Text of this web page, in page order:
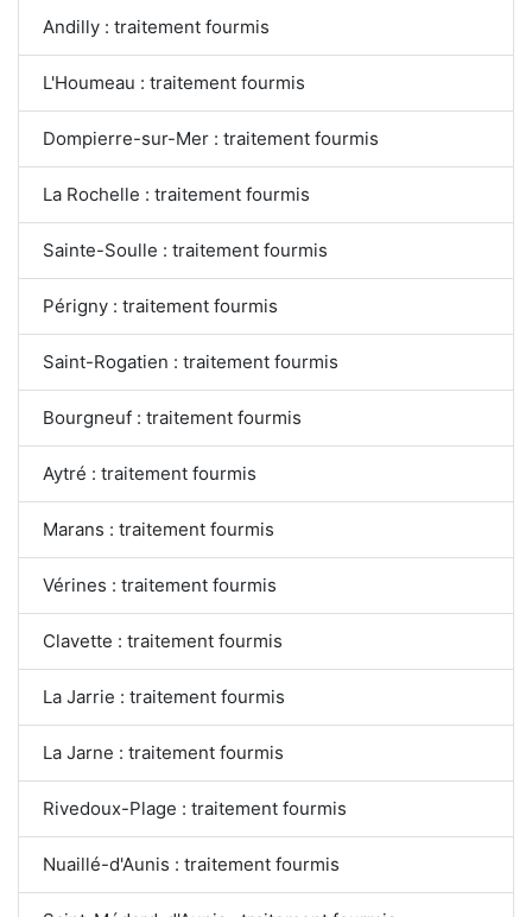
Andilly : traitement fourmis
L'Houmeau : traitement fourmis
Dompierre-sur-Mer : traitement fourmis
La Rochelle : traitement fourmis
Sainte-Soulle : traitement fourmis
Périgny : traitement fourmis
Saint-Rogatien : traitement fourmis
Bourgneuf : traitement fourmis
Aytré : traitement fourmis
Marans : traitement fourmis
Vérines : traitement fourmis
Clavette : traitement fourmis
La Jarrie : traitement fourmis
La Jarne : traitement fourmis
Rivedoux-Plage : traitement fourmis
Nuaillé-d'Aunis : traitement fourmis